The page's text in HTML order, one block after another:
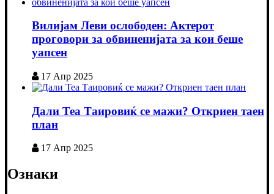
Вилијам Леви ослободен: Актерот
проговори за обвиненијата за кои беше
уапсен
17 Апр 2025
Дали Теа Таировиќ се мажи? Откриен таен
план
17 Апр 2025
Ознаки